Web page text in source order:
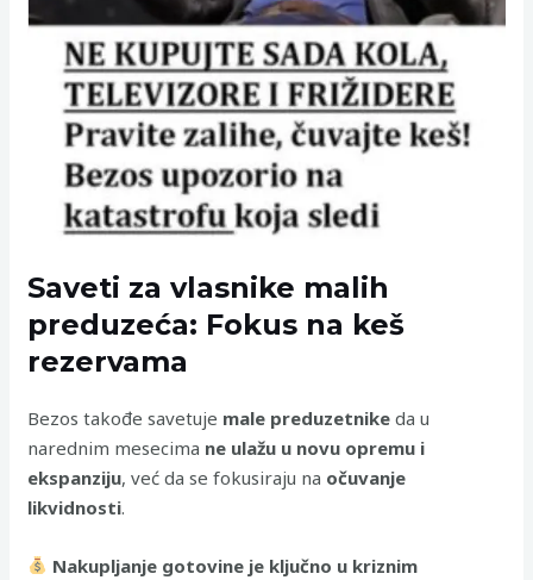
Saveti za vlasnike malih
preduzeća: Fokus na keš
rezervama
Bezos takođe savetuje male preduzetnike da u
narednim mesecima ne ulažu u novu opremu i
ekspanziju, već da se fokusiraju na očuvanje
likvidnosti.
Nakupljanje gotovine je ključno u kriznim